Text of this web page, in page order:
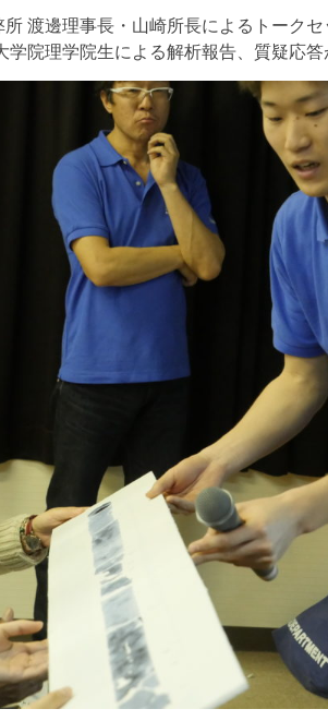
渡邊理事⻑・⼭崎所⻑によるトーク
院理学院⽣による解析報告、質疑応答